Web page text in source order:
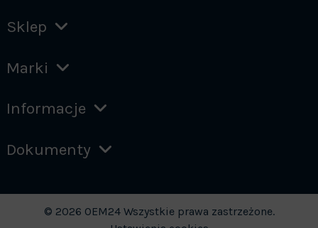
Sklep
Marki
Informacje
Dokumenty
© 2026 OEM24 Wszystkie prawa zastrzeżone.